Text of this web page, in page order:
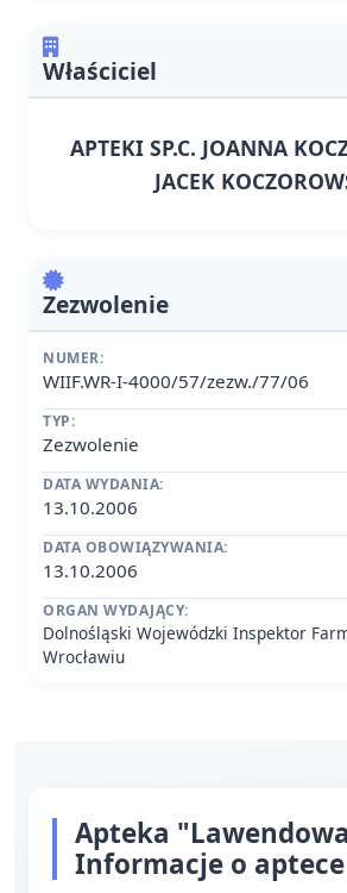
Właściciel
APTEKI SP.C. JOANNA
JACEK
Zezwolenie
NUMER:
WIIF.WR-I-4000/57/zezw./77/06
TYP:
Zezwolenie
DATA WYDANIA:
13.10.2006
DATA OBOWIĄZYWANIA:
13.10.2006
ORGAN WYDAJĄCY:
Dolnośląski Wojewódzki Inspektor
Wrocławiu
Apteka
Informacje o aptece